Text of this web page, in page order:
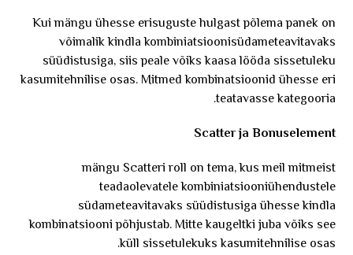
Kui mängu ühesse erisuguste hulgast põlema panek on
võimalik kindla kombiniatsioonisüdameteavitavaks
süüdistusiga, siis peale võiks kaasa lööda sissetuleku
kasumitehnilise osas. Mitmed kombinatsioonid ühesse eri
teatavasse kategooria.
Scatter ja Bonuselement
mängu Scatteri roll on tema, kus meil mitmeist
teadaolevatele kombiniatsiooniühendustele
südameteavitavaks süüdistusiga ühesse kindla
kombinatsiooni põhjustab. Mitte kaugeltki juba võiks see
küll sissetulekuks kasumitehnilise osas.